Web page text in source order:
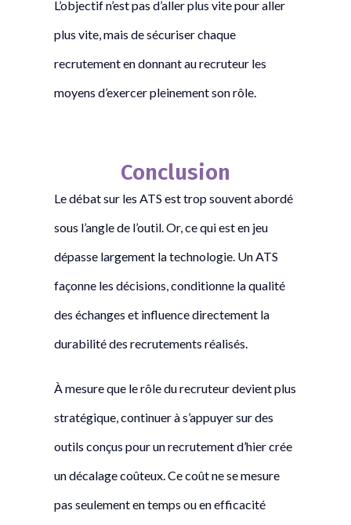
L’objectif n’est pas d’aller plus vite pour aller
plus vite, mais de sécuriser chaque
recrutement en donnant au recruteur les
moyens d’exercer pleinement son rôle.
Conclusion
Le débat sur les ATS est trop souvent abordé
sous l’angle de l’outil. Or, ce qui est en jeu
dépasse largement la technologie. Un ATS
façonne les décisions, conditionne la qualité
des échanges et influence directement la
durabilité des recrutements réalisés.
À mesure que le rôle du recruteur devient plus
stratégique, continuer à s’appuyer sur des
outils conçus pour un recrutement d’hier crée
un décalage coûteux. Ce coût ne se mesure
pas seulement en temps ou en efficacité